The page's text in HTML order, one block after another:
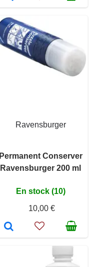
Ravensburger
Permanent Conserver
Ravensburger 200 ml
En stock (10)
10,00 €